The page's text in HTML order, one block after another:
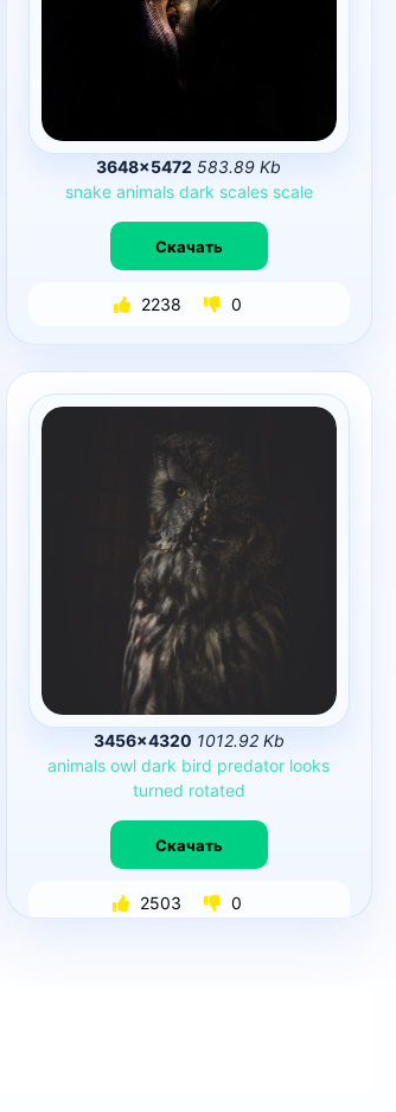
3648×5472 583.89 Kb
snake animals dark scales scale
Скачать
2238 0
3456×4320 1012.92 Kb
animals owl dark bird predator looks
turned rotated
Скачать
2503 0